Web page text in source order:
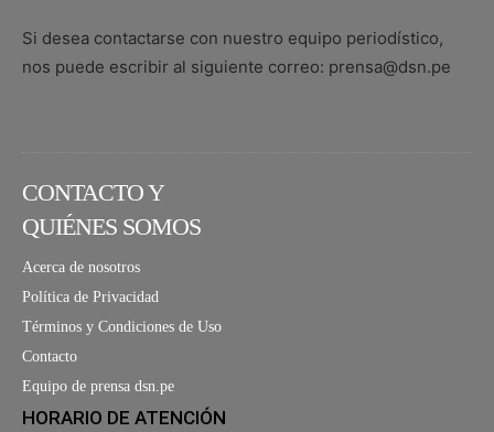
Si desea contactarse con nuestro equipo periodístico,
nos puede escribir al siguiente correo: prensa@dsn.pe
CONTACTO Y
QUIÉNES SOMOS
Acerca de nosotros
Política de Privacidad
Términos y Condiciones de Uso
Contacto
Equipo de prensa dsn.pe
HORARIO DE ATENCIÓN